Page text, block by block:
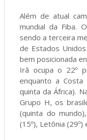
Além de atual
mundial da Fiba.
sendo a terceira
de Estados
bem posicionada
Irã ocupa o 22º
enquanto a
quinta da África).
Grupo H, os
(quinta do
(15º), Letônia (29º)